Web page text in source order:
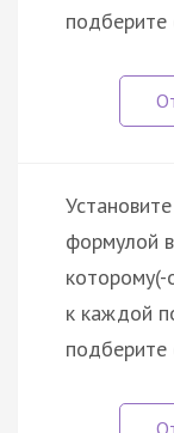
формулой
к каждой